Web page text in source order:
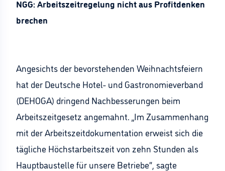
NGG: Arbeitszeitregelung nicht aus Profitdenken
brechen
Angesichts der bevorstehenden Weihnachtsfeiern
hat der Deutsche Hotel- und Gastronomieverband
(DEHOGA) dringend Nachbesserungen beim
Arbeitszeitgesetz angemahnt. „Im Zusammenhang
mit der Arbeitszeitdokumentation erweist sich die
tägliche Höchstarbeitszeit von zehn Stunden als
Hauptbaustelle für unsere Betriebe“, sagte